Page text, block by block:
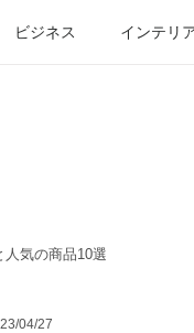
ビジネス インテリ
気の商品10選
04/27